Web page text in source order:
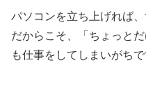
パソコンを立ち上げれば
だからこそ、「ちょっと
も仕事をしてしまいがちで